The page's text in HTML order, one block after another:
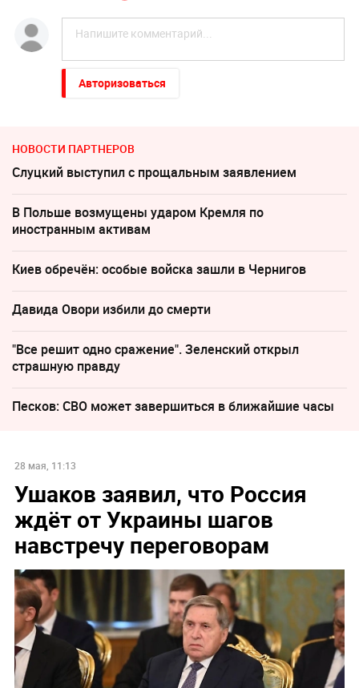
Авторизоваться
НОВОСТИ ПАРТНЕРОВ
Слуцкий выступил с прощальным заявлением
В Польше возмущены ударом Кремля по
иностранным активам
Киев обречён: особые войска зашли в Чернигов
Давида Овори избили до смерти
"Все решит одно сражение". Зеленский открыл
страшную правду
Песков: СВО может завершиться в ближайшие часы
28 мая, 11:13
Ушаков заявил, что Россия
ждёт от Украины шагов
навстречу переговорам